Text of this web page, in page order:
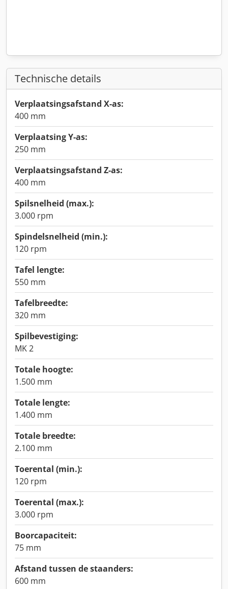
Technische details
Verplaatsingsafstand X-as:
400 mm
Verplaatsing Y-as:
250 mm
Verplaatsingsafstand Z-as:
400 mm
Spilsnelheid (max.):
3.000 rpm
Spindelsnelheid (min.):
120 rpm
Tafel lengte:
550 mm
Tafelbreedte:
320 mm
Spilbevestiging:
MK 2
Totale hoogte:
1.500 mm
Totale lengte:
1.400 mm
Totale breedte:
2.100 mm
Toerental (min.):
120 rpm
Toerental (max.):
3.000 rpm
Boorcapaciteit:
75 mm
Afstand tussen de staanders:
600 mm